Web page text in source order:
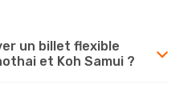
un billet flexible
et Koh Samui ?